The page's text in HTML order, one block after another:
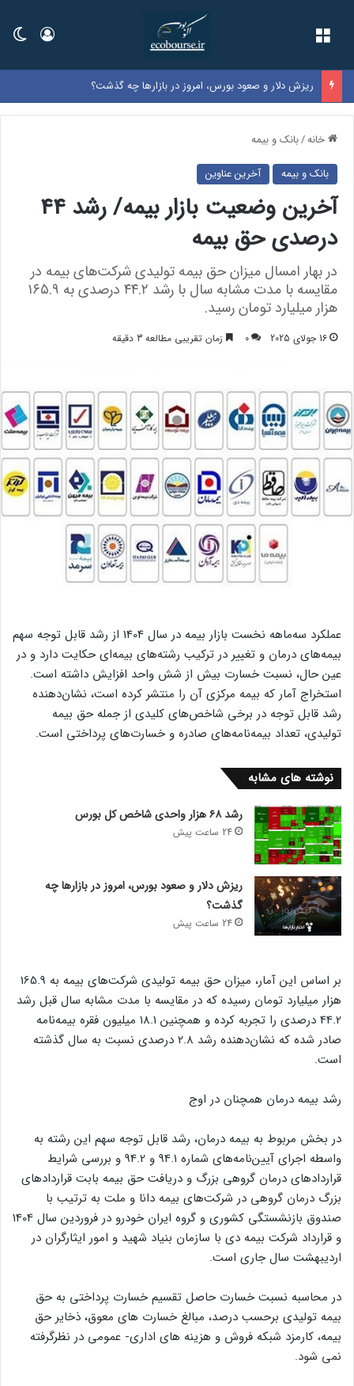
ورود
ریزش دلار و صعود بورس، امروز در بازارها چه گذشت؟
خانه/بانک و بیمه
بانک و بیمه آخرین عناوین
آخرین وضعیت بازار بیمه/ رشد 44
درصدی حق بیمه
در بهار امسال میزان حق بیمه تولیدی شرکت‌های بیمه در
مقایسه با مدت مشابه سال با رشد ۴۴.۲ درصدی به ۱۶۵.۹
هزار میلیارد تومان رسید.
16 جولای 2025 0 زمان تقریبی مطالعه 3 دقیقه
عملکرد سه‌ماهه نخست بازار بیمه در سال 1404 از رشد قابل توجه سهم
بیمه‌های درمان و تغییر در ترکیب رشته‌های بیمه‌ای حکایت دارد و در
عین حال، نسبت خسارت بیش از شش واحد افزایش داشته است.
استخراج آمار که بیمه مرکزی آن را منتشر کرده است، نشان‌دهنده
رشد قابل توجه در برخی شاخص‌های کلیدی از جمله حق بیمه
تولیدی، تعداد بیمه‌نامه‌های صادره و خسارت‌های پرداختی است.
نوشته های مشابه
رشد ۶۸ هزار واحدی شاخص کل بورس
24 ساعت پیش
ریزش دلار و صعود بورس، امروز در بازارها چه
گذشت؟
24 ساعت پیش
بر اساس این آمار، میزان حق بیمه تولیدی شرکت‌های بیمه به 165.9
هزار میلیارد تومان رسیده که در مقایسه با مدت مشابه سال قبل رشد
44.2 درصدی را تجربه کرده و همچنین 18.1 میلیون فقره بیمه‌نامه
صادر شده که نشان‌دهنده رشد 2.8 درصدی نسبت به سال گذشته
است.
رشد بیمه درمان همچنان در اوج
در بخش مربوط به بیمه درمان، رشد قابل توجه سهم این رشته به
واسطه اجرای آیین‌نامه‌های شماره 94.1 و 94.2 و بررسی شرایط
قراردادهای درمان گروهی بزرگ و دریافت حق بیمه بابت قراردادهای
بزرگ درمان گروهی در شرکت‌های بیمه دانا و ملت به ترتیب با
صندوق بازنشستگی کشوری و گروه ایران خودرو در فروردین سال 1404
و قرارداد شرکت بیمه دی با سازمان بنیاد شهید و امور ایثارگران در
اردیبهشت سال جاری است.
در محاسبه نسبت خسارت حاصل تقسیم خسارت پرداختی به حق
بیمه تولیدی برحسب درصد، مبالغ خسارت های معوق، ذخایر حق
بیمه، کارمزد شبکه فروش و هزینه های اداری- عمومی در نظرگرفته
نمی شود.